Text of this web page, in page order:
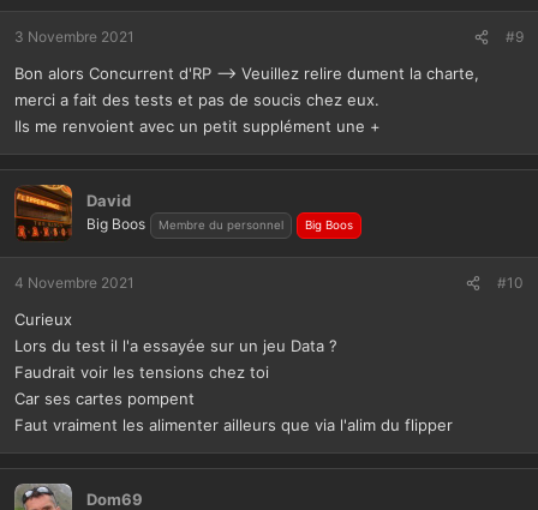
3 Novembre 2021 #9
Bon alors Concurrent d'RP --> Veuillez relire dument la charte,
merci a fait des tests et pas de soucis chez eux.
Ils me renvoient avec un petit supplément une +
David
Big Boos Membre du personnel Big Boos
4 Novembre 2021 #10
Curieux
Lors du test il l'a essayée sur un jeu Data ?
Faudrait voir les tensions chez toi
Car ses cartes pompent
Faut vraiment les alimenter ailleurs que via l'alim du flipper
Dom69